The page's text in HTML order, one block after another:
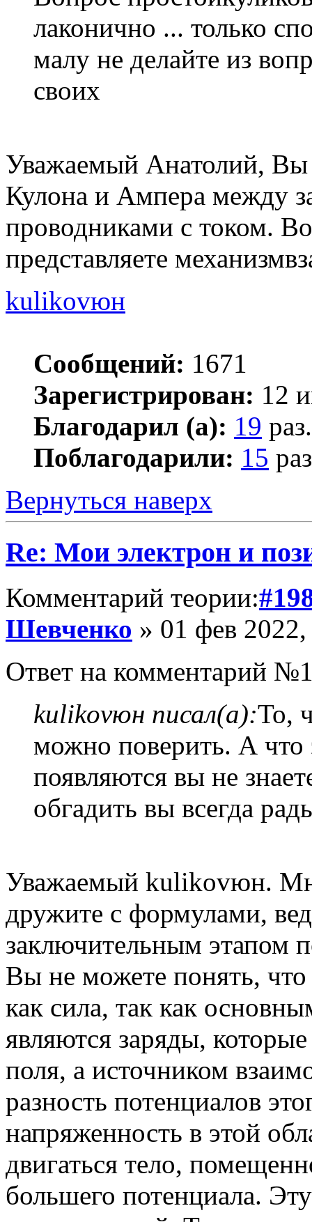
лаконично ... только
малу не делайте из
своих
Уважаемый Анатолий, Вы
Кулона и Ампера между
проводниками с током.
представляете
kulikovюн
Сообщений: 1671
Зарегистрирован: 12
Благодарил (а): 19 раз.
Поблагодарили: 15
Вернуться наверх
Re: Мои электрон и
Комментарий теории:
Шевченко » 01 фев
Ответ на комментарий
kulikovюн писал(а):То,
можно поверить. А что
появляются вы не
обгадить вы всегда
Уважаемый kulikovюн.
дружите с формулами,
заключительным этапом
Вы не можете понять,
как сила, так как
являются заряды,
поля, а источником
разность потенциалов
напряженность в этой
двигаться тело,
большего потенциала.